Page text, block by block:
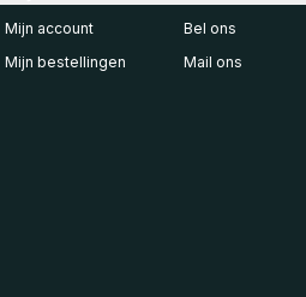
Mijn account
Mijn bestellingen
Bel ons
Mail ons